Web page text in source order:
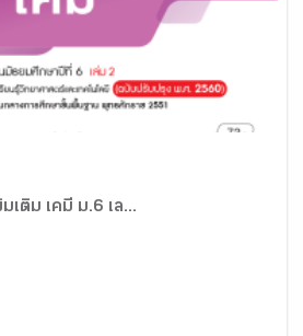
เติม เคมี ม.6 เล...